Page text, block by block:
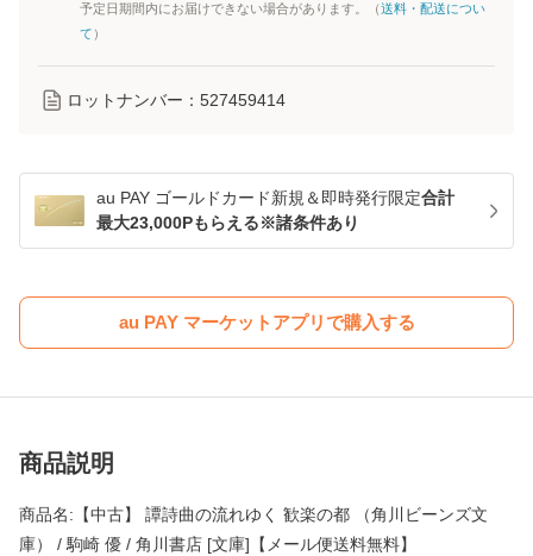
予定日期間内にお届けできない場合があります。（送料・配送につい
て ）
ロットナンバー： 527459414
au PAY ゴールドカード新規＆即時発行限定合計
最大23,000Pもらえる※諸条件あり
au PAY マーケットアプリで購入する
商品説明
商品名:【中古】 譚詩曲の流れゆく 歓楽の都 （角川ビーンズ文
庫） / 駒崎 優 / 角川書店 [文庫]【メール便送料無料】